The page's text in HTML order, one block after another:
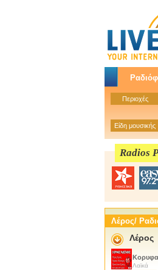
Περιοχές
Είδη μουσικής
Radios
Λέρος/
Λέρος
Λαϊκά